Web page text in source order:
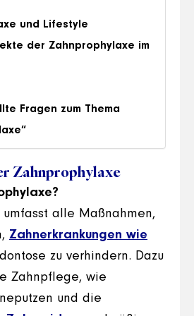
und Lifestyle
der Zahnprophylaxe im
Fragen zum Thema
Zahnprophylaxe
alle Maßnahmen,
Zahnerkrankungen wie
zu verhindern. Dazu
Zahnpflege, wie
und die